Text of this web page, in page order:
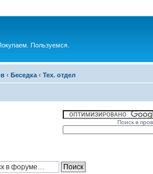
Пользуемся.
‹ Беседка ‹ Тех. отдел
Поиск в